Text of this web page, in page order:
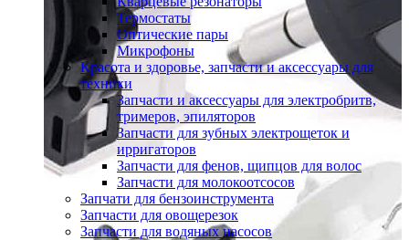
Термостаты
Оптические пары
Микрофоны
Красота и здоровье, запчасти и аксессуары для
техники
Запчасти и аксессуары для электробритв,
тримеров, эпиляторов
Запчасти для зубных электрощеток и
ирригаторов
Запчасти для фенов, щипцов для волос
Запчасти для молокоотсосов
Запчати для бензоинструмента
Запчасти для овощерезок
Запчасти для водяных насосов